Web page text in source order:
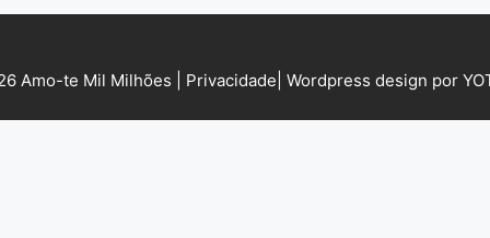
Amo-te Mil Milhões | Privacidade Wordpress design por